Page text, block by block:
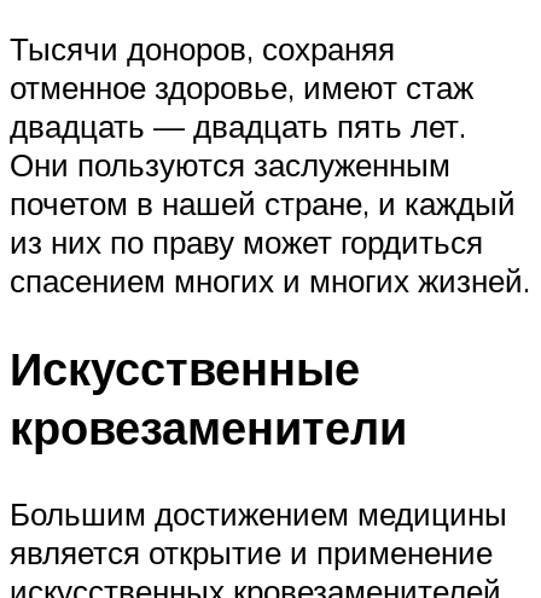
Тысячи доноров, сохраняя
отменное здоровье, имеют стаж
двадцать — двадцать пять лет.
Они пользуются заслуженным
почетом в нашей стране, и каждый
из них по праву может гордиться
спасением многих и многих жизней.
Искусственные
кровезаменители
Большим достижением медицины
является открытие и применение